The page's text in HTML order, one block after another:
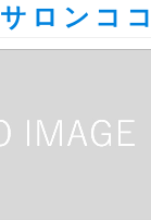
ロンコ